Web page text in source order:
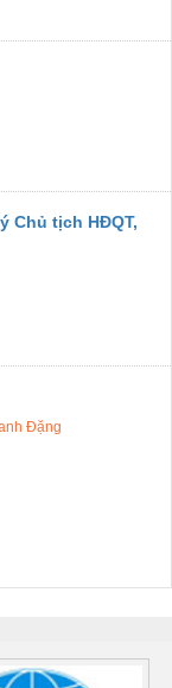
Chủ tịch HĐQT,
Đặng